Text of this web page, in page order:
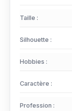
Taille :
Silhouette :
Hobbies :
Caractère :
Profession :